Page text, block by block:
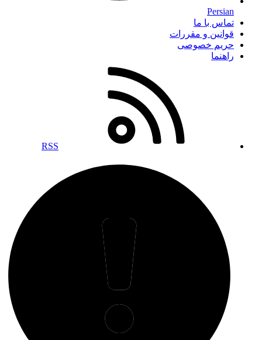
Persian
تماس با ما
قوانین و مقررات
حریم خصوصی
راهنما
RSS